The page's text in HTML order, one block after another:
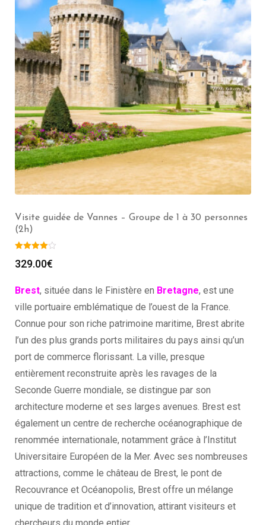
Guide Privé à Auray (2h) – Groupe de 1 à 30
personnes
299.00€
Brest, située dans le Finistère en Bretagne, est une
ville portuaire emblématique de l’ouest de la France.
Connue pour son riche patrimoine maritime, Brest abrite
l’un des plus grands ports militaires du pays ainsi qu’un
port de commerce florissant. La ville, presque
entièrement reconstruite après les ravages de la
Seconde Guerre mondiale, se distingue par son
architecture moderne et ses larges avenues. Brest est
également un centre de recherche océanographique de
renommée internationale, notamment grâce à l’Institut
Universitaire Européen de la Mer. Avec ses nombreuses
attractions, comme le château de Brest, le pont de
Recouvrance et Océanopolis, Brest offre un mélange
unique de tradition et d’innovation, attirant visiteurs et
chercheurs du monde entier.